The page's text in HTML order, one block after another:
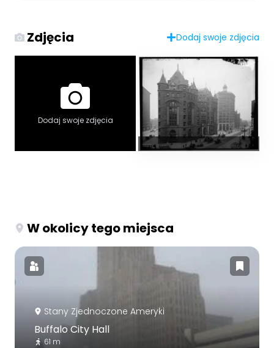
Zdjęcia Dodaj swoje zdjęcia
Dodaj swoje zdjęcia
W okolicy tego miejsca
Stany Zjednoczone Ameryki
Buffalo City Hall
61 m